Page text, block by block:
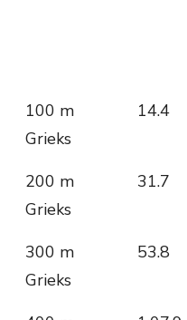
100 m
Grieks
14.4
200 m
Grieks
31.7
300 m
Grieks
53.8